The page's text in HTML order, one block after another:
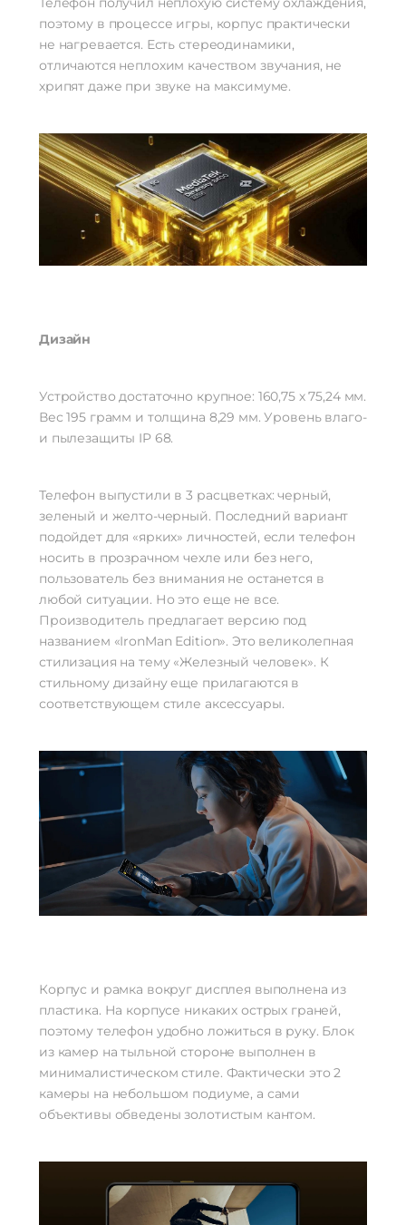
поэтому в процессе игры, корпус практически
не нагревается. Есть стереодинамики,
отличаются неплохим качеством звучания, не
хрипят даже при звуке на максимуме.
Дизайн
Устройство достаточно крупное: 160,75 х 75,24 мм.
Вес 195 грамм и толщина 8,29 мм. Уровень влаго-
и пылезащиты IP 68.
Телефон выпустили в 3 расцветках: черный,
зеленый и желто-черный. Последний вариант
подойдет для «ярких» личностей, если телефон
носить в прозрачном чехле или без него,
пользователь без внимания не останется в
любой ситуации. Но это еще не все.
Производитель предлагает версию под
названием «IronMan Edition». Это великолепная
стилизация на тему «Железный человек». К
стильному дизайну еще прилагаются в
соответствующем стиле аксессуары.
Корпус и рамка вокруг дисплея выполнена из
пластика. На корпусе никаких острых граней,
поэтому телефон удобно ложиться в руку. Блок
из камер на тыльной стороне выполнен в
минималистическом стиле. Фактически это 2
камеры на небольшом подиуме, а сами
объективы обведены золотистым кантом.